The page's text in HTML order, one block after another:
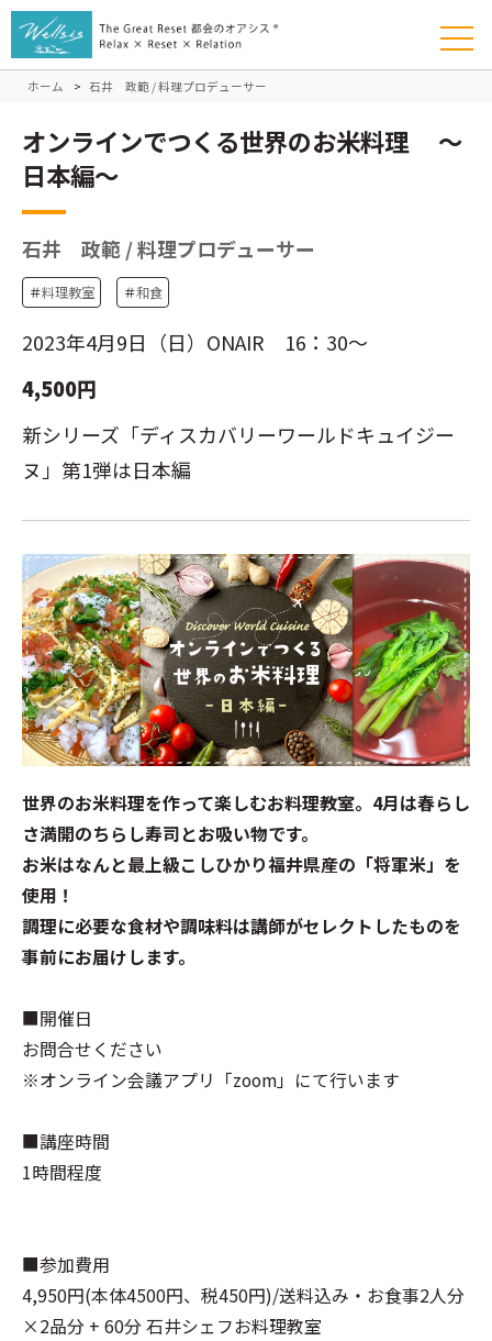
ホーム > 石井 政範 / 料理プロデューサー
オンラインでつくる世界のお米料理 ～
日本編～
石井 政範 / 料理プロデューサー
＃料理教室 ＃和食
2023年4月9日（日）ONAIR 16：30～
4,500円
新シリーズ「ディスカバリーワールドキュイジー
ヌ」第1弾は日本編
世界のお米料理を作って楽しむお料理教室。4月は春らし
さ満開のちらし寿司とお吸い物です。
お米はなんと最上級こしひかり福井県産の「将軍米」を
使用！
調理に必要な食材や調味料は講師がセレクトしたものを
事前にお届けします。
■開催日
お問合せください
※オンライン会議アプリ「zoom」にて行います
■講座時間
1時間程度
■参加費用
4,950円(本体4500円、税450円)/送料込み・お食事2人分
×2品分 + 60分 石井シェフお料理教室